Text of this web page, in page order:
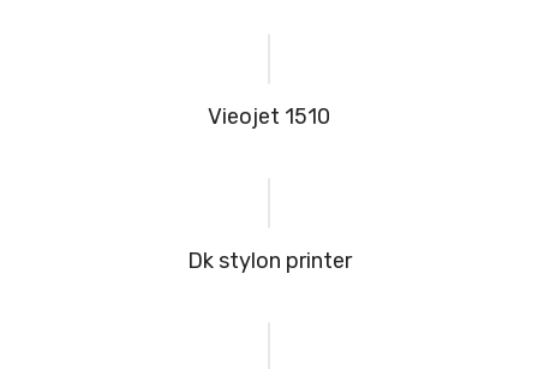
vieojet 1510
dk stylon printer